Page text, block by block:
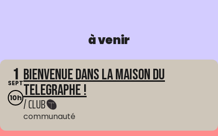
à venir
1
SEPT
10h
Bienvenue dans La Maison du
Telegraphe !
/ CLUB
communauté